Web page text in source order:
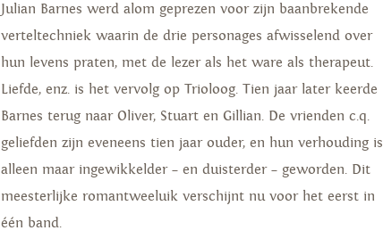
Julian Barnes werd alom geprezen voor zijn baanbrekende
verteltechniek waarin de drie personages afwisselend over
hun levens praten, met de lezer als het ware als therapeut.
Liefde, enz. is het vervolg op Trioloog. Tien jaar later keerde
Barnes terug naar Oliver, Stuart en Gillian. De vrienden c.q.
geliefden zijn eveneens tien jaar ouder, en hun verhouding is
alleen maar ingewikkelder – en duisterder – geworden. Dit
meesterlijke romantweeluik verschijnt nu voor het eerst in
één band.